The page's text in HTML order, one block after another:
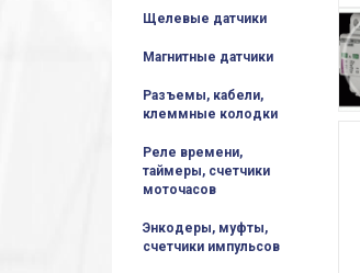
Щелевые датчики
Магнитные датчики
Разъемы, кабели,
клеммные колодки
Реле времени,
таймеры, счетчики
моточасов
Энкодеры, муфты,
счетчики импульсов